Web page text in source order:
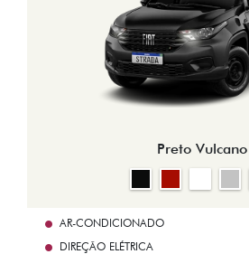
Preto Vulcano
AR-CONDICIONADO
DIREÇÃO ELÉTRICA